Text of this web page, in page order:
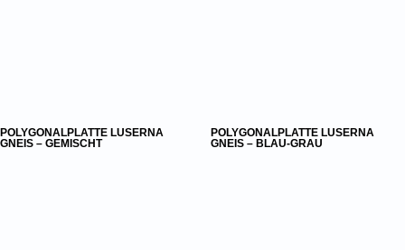
POLYGONALPLATTE LUSERNA
GNEIS – GEMISCHT
POLYGONALPLATTE LUSERNA
GNEIS – BLAU-GRAU